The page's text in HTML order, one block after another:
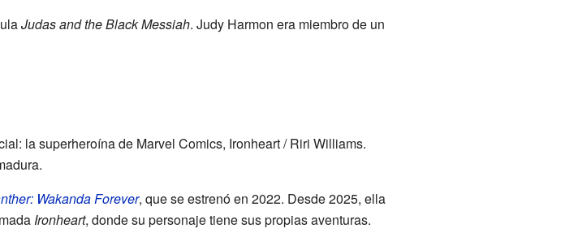
Judas and the Black Messiah. Judy Harmon era miembro de un
la superheroína de Marvel Comics, Ironheart / Riri Williams.
Wakanda Forever, que se estrenó en 2022. Desde 2025, ella
Ironheart, donde su personaje tiene sus propias aventuras.